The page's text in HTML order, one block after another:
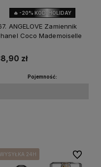
🔥 -20% KOD: HOLIDAY
ANGELOVE Zamiennik
Coco Mademoiselle
zł
Pojemność:
WYSYŁKA 24H
WYSYŁKA 24H
WYSYŁKA 24H
WYSYŁKA 24H Do